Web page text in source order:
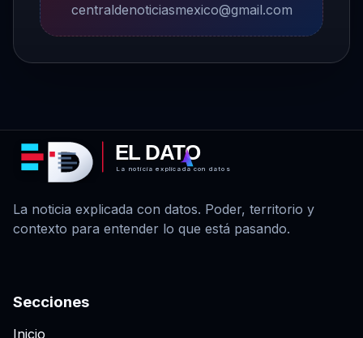
centraldenoticiasmexico@gmail.com
EL DATO
La noticia explicada con datos
La noticia explicada con datos. Poder, territorio y
contexto para entender lo que está pasando.
Secciones
Inicio